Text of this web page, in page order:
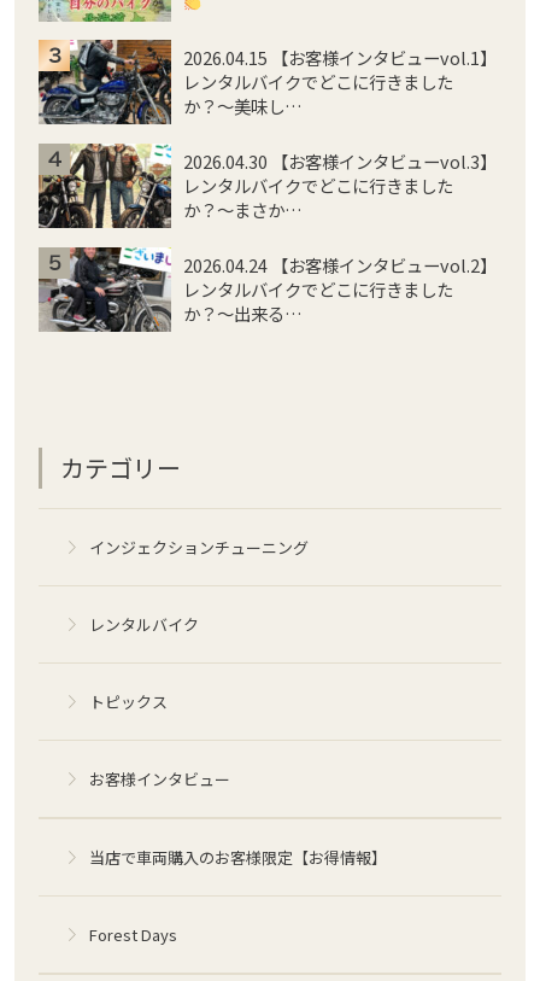
2026.04.15 【お客様インタビューvol.1】
レンタルバイクでどこに行きました
か？〜美味し…
2026.04.30 【お客様インタビューvol.3】
レンタルバイクでどこに行きました
か？〜まさか…
2026.04.24 【お客様インタビューvol.2】
レンタルバイクでどこに行きました
か？〜出来る…
カテゴリー
インジェクションチューニング
レンタルバイク
トピックス
お客様インタビュー
当店で車両購入のお客様限定【お得情報】
Forest Days